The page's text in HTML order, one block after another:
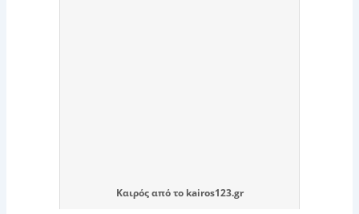
Καιρόςαπό το kairos123.gr